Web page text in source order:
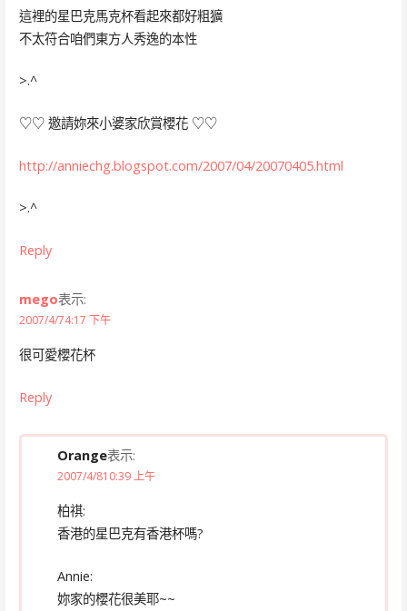
這裡的星巴克馬克杯看起來都好粗獷
不太符合咱們東方人秀逸的本性
>.^
♡♡ 邀請妳來小婆家欣賞櫻花 ♡♡
http://anniechg.blogspot.com/2007/04/20070405.html
>.^
Reply
mego表示:
2007/4/74:17 下午
很可愛櫻花杯
Reply
Orange表示:
2007/4/810:39 上午
柏祺:
香港的星巴克有香港杯嗎?
Annie:
妳家的櫻花很美耶~~